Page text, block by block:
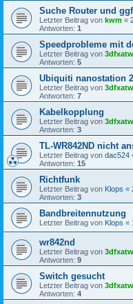
Suche Router und
Letzter Beitrag von kwm «
Antworten: 1
Speedprobleme mit
Letzter Beitrag von
Antworten: 5
Ubiquiti nanostation 2
Letzter Beitrag von
Antworten: 7
Kabelkopplung
Letzter Beitrag von
Antworten: 3
TL-WR842ND nicht
Letzter Beitrag von dac524
Antworten: 15
Richtfunk
Letzter Beitrag von Klops «
Antworten: 3
Bandbreitennutzung
Letzter Beitrag von Klops «
wr842nd
Letzter Beitrag von
Antworten: 9
Switch gesucht
Letzter Beitrag von
Antworten: 4